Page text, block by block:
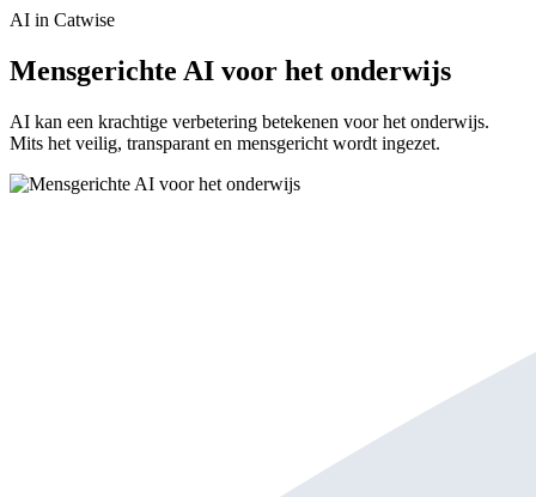
AI in Catwise
Mensgerichte AI voor het onderwijs
AI kan een krachtige verbetering betekenen voor het onderwijs.
Mits het veilig, transparant en mensgericht wordt ingezet.